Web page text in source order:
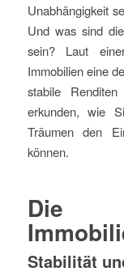
Unabhängigkeit
Und was sind
sein? Laut
Immobilien eine
stabile
erkunden, wie
Träumen den
können.
Die
Stabilität